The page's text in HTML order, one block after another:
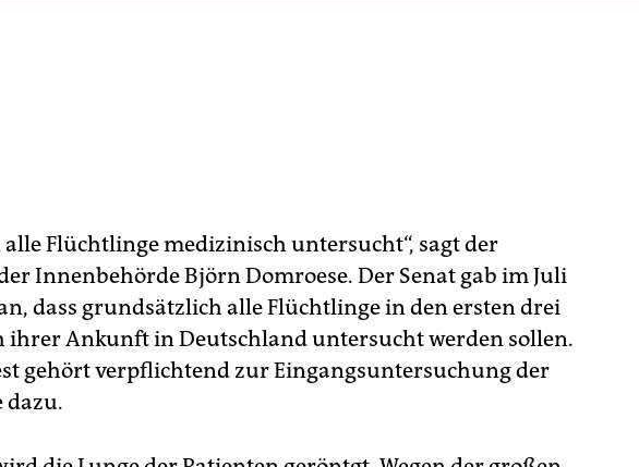
alle Flüchtlinge medizinisch untersucht“, sagt der
Innenbehörde Björn Domroese. Der Senat gab im Juli
dass grundsätzlich alle Flüchtlinge in den ersten drei
ihrer Ankunft in Deutschland untersucht werden sollen.
gehört verpflichtend zur Eingangsuntersuchung der
dazu.